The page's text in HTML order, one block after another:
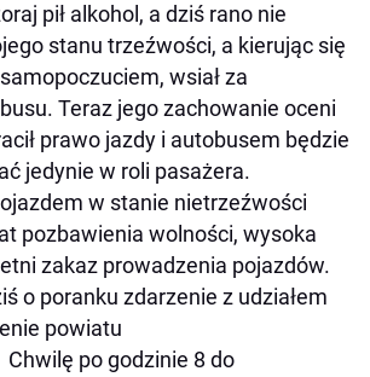
pił alkohol, a dziś rano nie
stanu trzeźwości, a kierując się
wsiał za
Teraz jego zachowanie oceni
prawo jazdy i autobusem będzie
jedynie w roli pasażera.
w stanie nietrzeźwości
pozbawienia wolności, wysoka
zakaz prowadzenia pojazdów.
o poranku zdarzenie z udziałem
powiatu
po godzinie 8 do